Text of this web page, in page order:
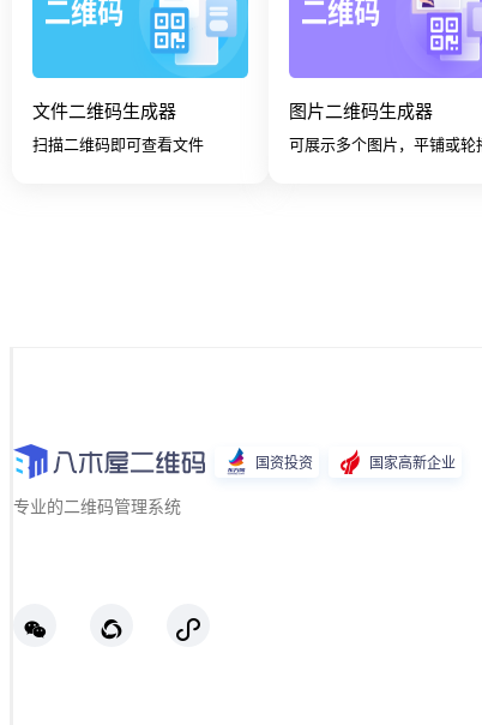
文件二维码生成器
扫描二维码即可查看文件
图片二维码生成器
可展示多个图片，平铺或轮
国资投资 国家高新企业
专业的二维码管理系统